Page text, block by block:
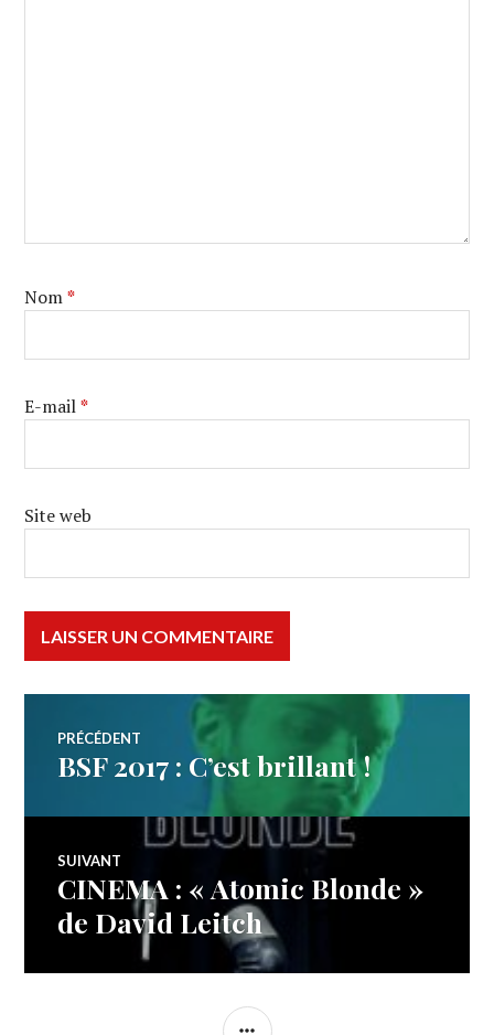
Nom*
E-mail*
Site web
Navigation
de
l’article
PRÉCÉDENT
Article
BSF 2017 : C’est brillant !
SUIVANT
Article
Suivant:
CINEMA : « Atomic Blonde »
de David Leitch
COLONNE